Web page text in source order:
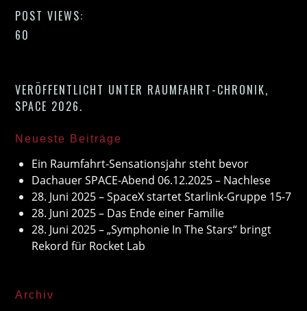
POST VIEWS:
60
VERÖFFENTLICHT UNTER RAUMFAHRT-CHRONIK,
SPACE 2026.
Neueste Beiträge
Ein Raumfahrt-Sensationsjahr steht bevor
Dachauer SPACE-Abend 06.12.2025 – Nachlese
28. Juni 2025 – SpaceX startet Starlink-Gruppe 15-7
28. Juni 2025 – Das Ende einer Familie
28. Juni 2025 – „Symphonie In The Stars“ bringt
Rekord für Rocket Lab
Archiv